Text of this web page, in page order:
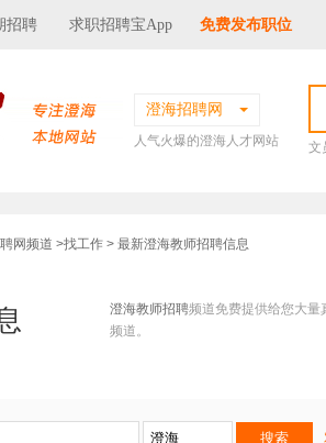
招聘 求职招聘宝App 免费发布职位
澄海招聘网
人气火爆的澄海人才网站 文
网频道 >找工作 > 最新澄海教师招聘信息
澄海教师招聘频道免费提供给您大量
频道。